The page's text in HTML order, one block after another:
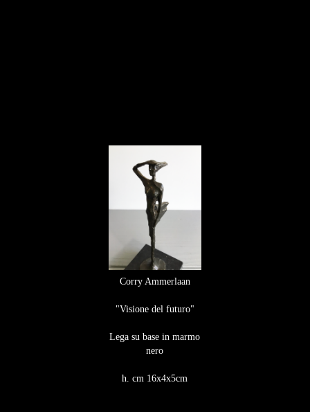
Corry Ammerlaan
"Visione del futuro"
Lega su base in marmo
nero​​​​​​​
h. cm 16x4x5cm